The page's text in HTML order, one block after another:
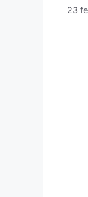
23